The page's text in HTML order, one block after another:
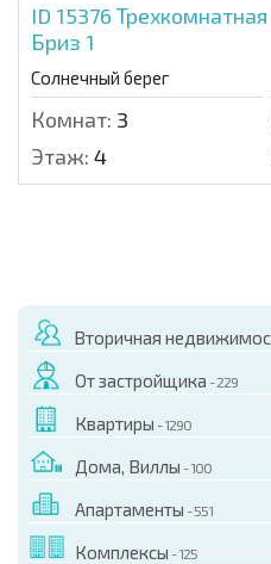
ID 15376
Бриз 1
Солнечный берег
Комнат: 3
Этаж: 4
Вторичная
От застройщика - 229
Квартиры - 1290
Дома, Виллы - 100
Апартаменты - 551
Комплексы - 125